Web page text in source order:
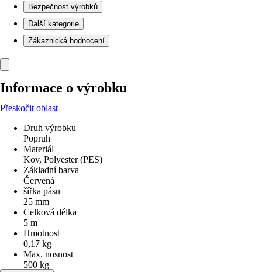
Bezpečnost výrobků
Další kategorie
Zákaznická hodnocení
Informace o výrobku
Přeskočit oblast
Druh výrobku
Popruh
Materiál
Kov, Polyester (PES)
Základní barva
Červená
šířka pásu
25 mm
Celková délka
5 m
Hmotnost
0,17 kg
Max. nosnost
500 kg